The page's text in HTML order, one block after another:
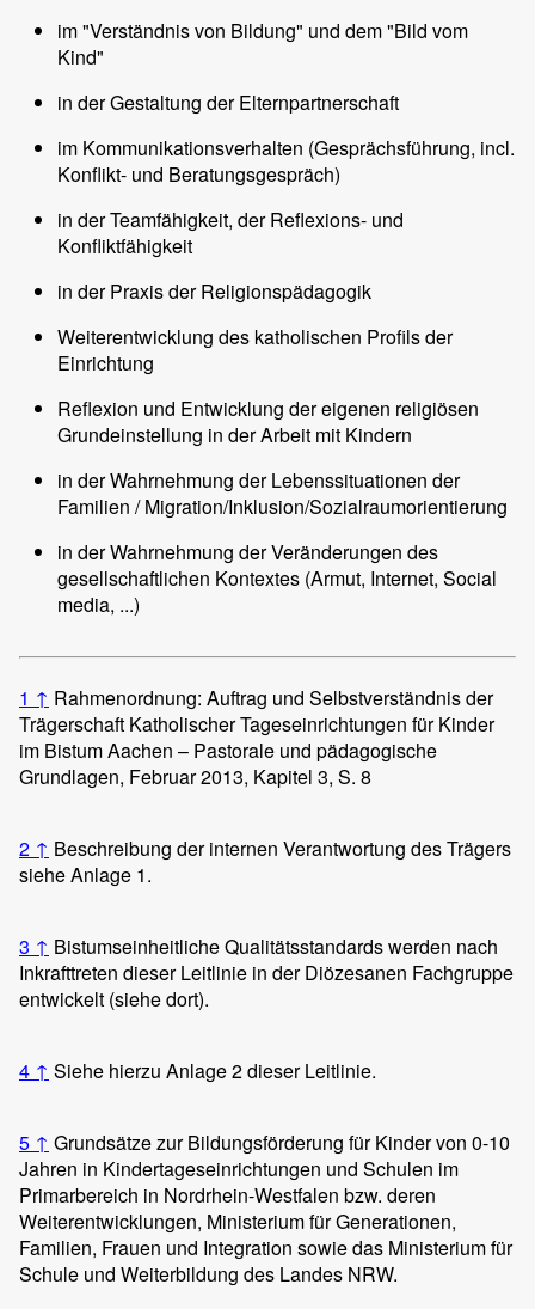
im "Verständnis von Bildung" und dem "Bild vom
Kind"
in der Gestaltung der Elternpartnerschaft
im Kommunikationsverhalten (Gesprächsführung, incl.
Konflikt- und Beratungsgespräch)
in der Teamfähigkeit, der Reflexions- und
Konfliktfähigkeit
in der Praxis der Religionspädagogik
Weiterentwicklung des katholischen Profils der
Einrichtung
Reflexion und Entwicklung der eigenen religiösen
Grundeinstellung in der Arbeit mit Kindern
in der Wahrnehmung der Lebenssituationen der
Familien / Migration/Inklusion/Sozialraumorientierung
in der Wahrnehmung der Veränderungen des
gesellschaftlichen Kontextes (Armut, Internet, Social
media, ...)
1 ↑ Rahmenordnung: Auftrag und Selbstverständnis der
Trägerschaft Katholischer Tageseinrichtungen für Kinder
im Bistum Aachen – Pastorale und pädagogische
Grundlagen, Februar 2013, Kapitel 3, S. 8
2 ↑ Beschreibung der internen Verantwortung des Trägers
siehe Anlage 1.
3 ↑ Bistumseinheitliche Qualitätsstandards werden nach
Inkrafttreten dieser Leitlinie in der Diözesanen Fachgruppe
entwickelt (siehe dort).
4 ↑ Siehe hierzu Anlage 2 dieser Leitlinie.
5 ↑ Grundsätze zur Bildungsförderung für Kinder von 0-10
Jahren in Kindertageseinrichtungen und Schulen im
Primarbereich in Nordrhein-Westfalen bzw. deren
Weiterentwicklungen, Ministerium für Generationen,
Familien, Frauen und Integration sowie das Ministerium für
Schule und Weiterbildung des Landes NRW.